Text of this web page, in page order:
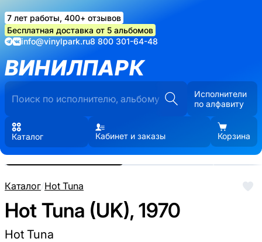
7 лет работы, 400+ отзывов
Бесплатная доставка от 5 альбомов
info@vinylpark.ru8 800 301-64-48
ВИНИЛПАРК
Исполнители
по алфавиту
Каталог Кабинет и заказы Корзина
Каталог/Hot Tuna
Hot Tuna (UK), 1970
Hot Tuna
Реальные фото пластинки.
Нажмите, чтобы увеличить